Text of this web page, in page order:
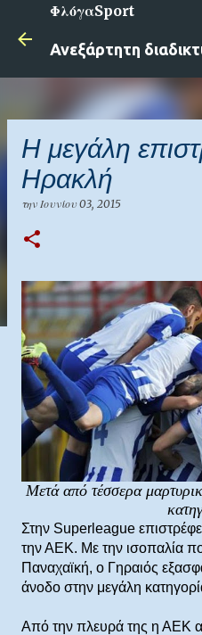
Μετάβαση στο
ΦλόγαSport
Ανεξάρτητη
Η μεγάλη
Ηρακλή
την Ιουνίου 03, 2015
Mετά από τέσσερα
Στην Superleague
την ΑΕΚ. Με την ισοπαλία
Παναχαϊκή, ο Γηραιός
άνοδο στην μεγάλη
Από την πλευρά της η ΑΕΚ